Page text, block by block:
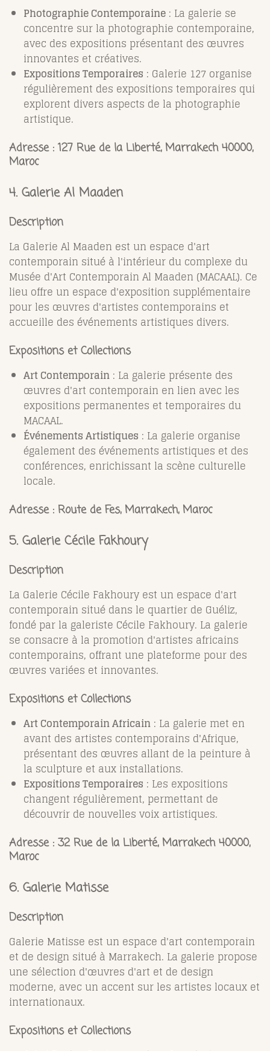
Photographie Contemporaine : La galerie se
concentre sur la photographie contemporaine,
avec des expositions présentant des œuvres
innovantes et créatives.
Expositions Temporaires : Galerie 127 organise
régulièrement des expositions temporaires qui
explorent divers aspects de la photographie
artistique.
Adresse : 127 Rue de la Liberté, Marrakech 40000,
Maroc
4. Galerie Al Maaden
Description
La Galerie Al Maaden est un espace d'art
contemporain situé à l'intérieur du complexe du
Musée d'Art Contemporain Al Maaden (MACAAL). Ce
lieu offre un espace d'exposition supplémentaire
pour les œuvres d'artistes contemporains et
accueille des événements artistiques divers.
Expositions et Collections
Art Contemporain : La galerie présente des
œuvres d'art contemporain en lien avec les
expositions permanentes et temporaires du
MACAAL.
Événements Artistiques : La galerie organise
également des événements artistiques et des
conférences, enrichissant la scène culturelle
locale.
Adresse : Route de Fes, Marrakech, Maroc
5. Galerie Cécile Fakhoury
Description
La Galerie Cécile Fakhoury est un espace d'art
contemporain situé dans le quartier de Guéliz,
fondé par la galeriste Cécile Fakhoury. La galerie
se consacre à la promotion d'artistes africains
contemporains, offrant une plateforme pour des
œuvres variées et innovantes.
Expositions et Collections
Art Contemporain Africain : La galerie met en
avant des artistes contemporains d'Afrique,
présentant des œuvres allant de la peinture à
la sculpture et aux installations.
Expositions Temporaires : Les expositions
changent régulièrement, permettant de
découvrir de nouvelles voix artistiques.
Adresse : 32 Rue de la Liberté, Marrakech 40000,
Maroc
6. Galerie Matisse
Description
Galerie Matisse est un espace d'art contemporain
et de design situé à Marrakech. La galerie propose
une sélection d'œuvres d'art et de design
moderne, avec un accent sur les artistes locaux et
internationaux.
Expositions et Collections